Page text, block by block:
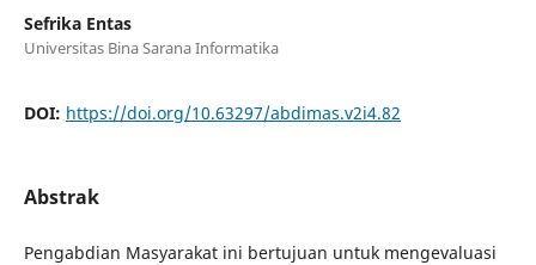
Sefrika Entas
Universitas Bina Sarana Informatika
DOI: https://doi.org/10.63297/abdimas.v2i4.82
Abstrak
Pengabdian Masyarakat ini bertujuan untuk mengevaluasi